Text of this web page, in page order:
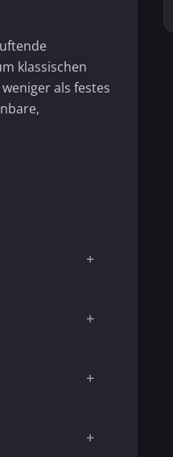
klassischen
als festes
+
+
+
+